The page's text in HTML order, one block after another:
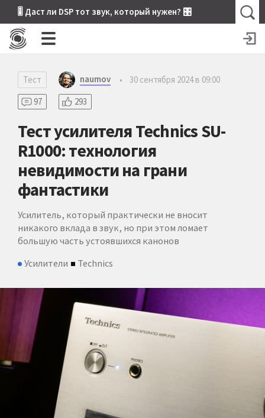
🎚 Даст ли DSP тот звук, который нужен? 🎛
Тест naumov •
30 сентября 2024 в 09:00
97
293
Тест усилителя Technics SU-
R1000: технология
невидимости на грани
фантастики
Усилитель, который практически не вносит
никакого вклада в звук, но при этом ломает
большую часть устоявшихся канонов
Усилители
Technics